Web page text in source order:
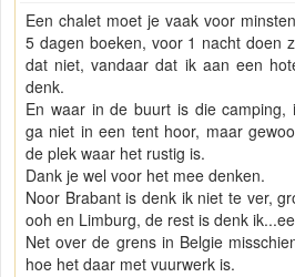
Een chalet moet je vaak voor
5 dagen boeken, voor 1 nacht doen
dat niet, vandaar dat ik aan een
denk.
En waar in de buurt is die camping,
ga niet in een tent hoor, maar
de plek waar het rustig is.
Dank je wel voor het mee denken.
Noor Brabant is denk ik niet te ver,
ooh en Limburg, de rest is denk
Net over de grens in Belgie
hoe het daar met vuurwerk is.